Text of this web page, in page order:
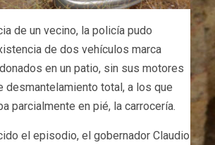
de un vecino, la policía pudo
de dos vehículos marca
en un patio, sin sus motores
desmantelamiento total, a los que
parcialmente en pié, la carrocería.
el episodio, el gobernador Claudio